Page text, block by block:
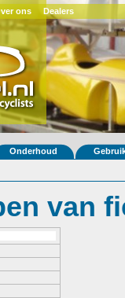
ons Dealers
Onderhoud
van